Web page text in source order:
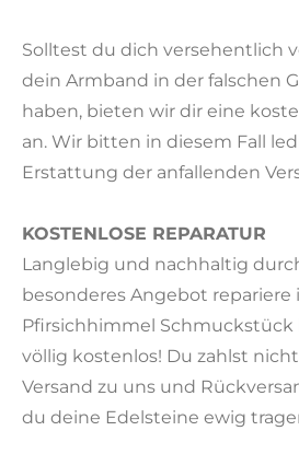
Solltest du dich versehentlich
dein Armband in der falschen
haben, bieten wir dir eine
an. Wir bitten in diesem Fall
Erstattung der anfallenden
KOSTENLOSE REPARATUR
Langlebig und nachhaltig
besonderes Angebot repariere
Pfirsichhimmel Schmuckstück
völlig kostenlos! Du zahlst
Versand zu uns und
du deine Edelsteine ewig